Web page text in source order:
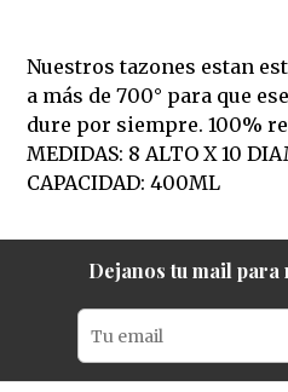
Nuestros tazones estan
a más de 700° para que
dure por siempre. 100%
MEDIDAS: 8 ALTO X 10
CAPACIDAD: 400ML
Dejanos tu mail